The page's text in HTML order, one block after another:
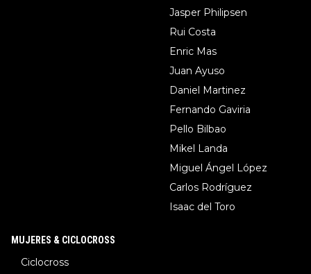
Jasper Philipsen
Rui Costa
Enric Mas
Juan Ayuso
Daniel Martinez
Fernando Gaviria
Pello Bilbao
Mikel Landa
Miguel Ángel López
Carlos Rodríguez
Isaac del Toro
MUJERES & CICLOCROSS
Ciclocross